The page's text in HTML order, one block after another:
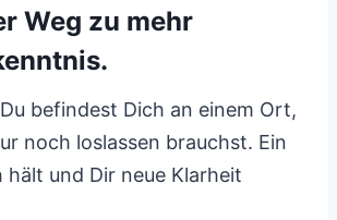
Weg zu mehr
befindest Dich an einem Ort,
noch loslassen brauchst. Ein
hält und Dir neue Klarheit